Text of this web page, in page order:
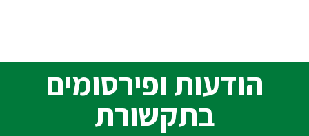
הודעות ופירסומים
בתקשורת